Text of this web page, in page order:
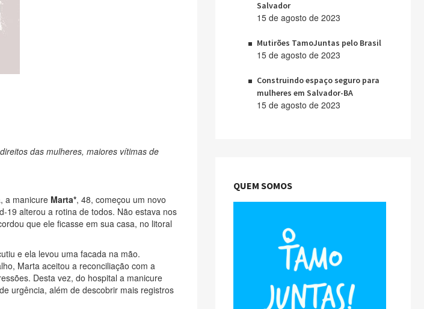
das mulheres, maiores vítimas de
a manicure Marta*, 48, começou um novo
19 alterou a rotina de todos. Não estava nos
que ele ficasse em sua casa, no litoral
e ela levou uma facada na mão.
Marta aceitou a reconciliação com a
Desta vez, do hospital a manicure
urgência, além de descobrir mais registros
Salvador
15 de agosto de 2023
Mutirões TamoJuntas pelo Brasil
15 de agosto de 2023
Construindo espaço seguro para
mulheres em Salvador-BA
15 de agosto de 2023
QUEM SOMOS